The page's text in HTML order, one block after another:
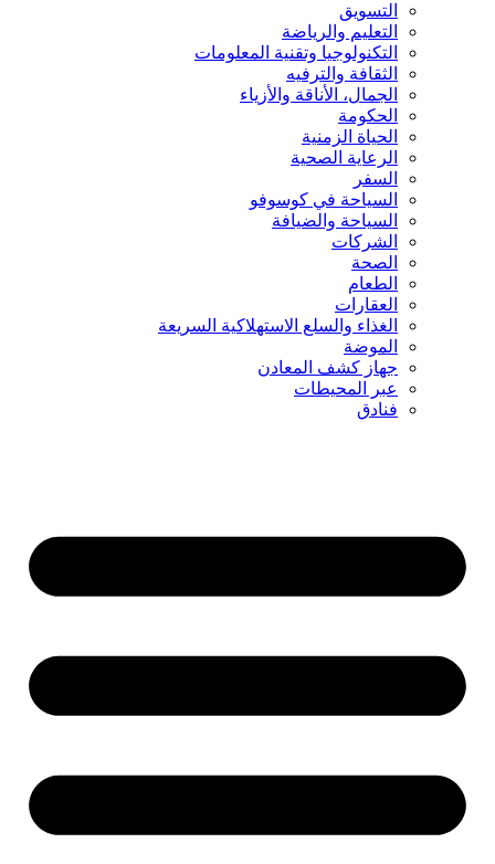
التسويق
التعليم والرياضة
التكنولوجيا وتقنية المعلومات
الثقافة والترفيه
الجمال، الأناقة والأزياء
الحكومة
الحياة الزمنية
الرعاية الصحية
السفر
السياحة في كوسوفو
السياحة والضيافة
الشركات
الصحة
الطعام
العقارات
الغذاء والسلع الاستهلاكية السريعة
الموضة
جهاز كشف المعادن
عبر المحيطات
فنادق